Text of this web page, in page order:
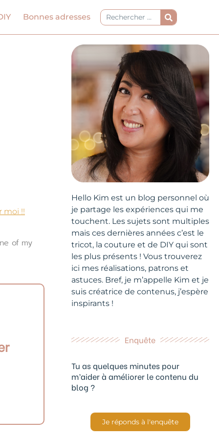
Bonnes adresses Rechercher
moi !!
of my
Hello Kim est un blog personnel où
je partage les expériences qui me
touchent. Les sujets sont multiples
mais ces dernières années c’est le
tricot, la couture et de DIY qui sont
les plus présents ! Vous trouverez
ici mes réalisations, patrons et
astuces. Bref, je m’appelle Kim et je
suis créatrice de contenus, j’espère
inspirants !
Enquête
Tu as quelques minutes pour
m’aider à améliorer le contenu du
blog ?
Je réponds à l'enquête